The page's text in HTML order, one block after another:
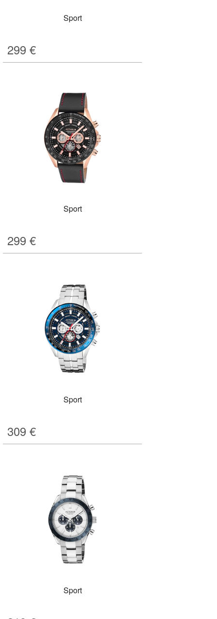
Sport
299 €
Sport
299 €
Sport
309 €
Sport